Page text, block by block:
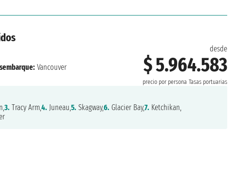
desde
$ 5.964.583
precio por persona Tasas portuarias
Vancouver
3. Tracy Arm,4. Juneau,5. Skagway,6. Glacier Bay,7. Ketchikan,